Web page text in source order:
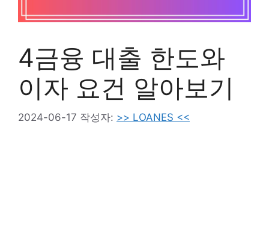
4금융 대출 한도와
이자 요건 알아보기
2024-06-17 작성자: >> LOANES <<